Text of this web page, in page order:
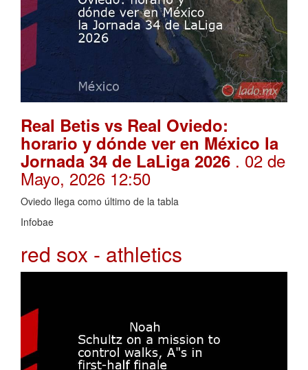
Real Betis vs Real Oviedo:
horario y dónde ver en México la
Jornada 34 de LaLiga 2026 . 02 de
Mayo, 2026 12:50
Oviedo llega como último de la tabla
Infobae
red sox - athletics